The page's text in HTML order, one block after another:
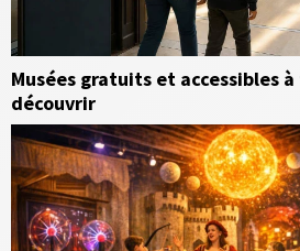
Musées gratuits et accessibles
découvrir